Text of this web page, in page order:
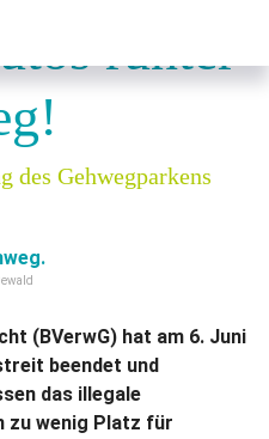
runter
des Gehwegparkens
(BVerwG) hat am 6. Juni
beendet und
das illegale
zu wenig Platz für